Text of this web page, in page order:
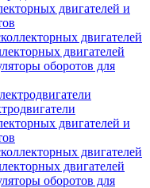
двигателей и
двигателей
двигателей
оборотов для
двигателей и
двигателей
двигателей
оборотов для